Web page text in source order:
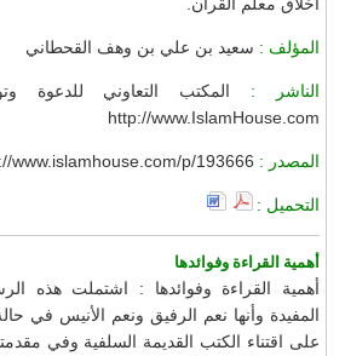
المؤلف : سعيد بن علي بن وهف القحطاني
الناشر : المكتب التعاوني للدعوة
http://www.IslamHouse.com
المصدر : www.islamhouse.com/p/193666
التحميل :
أهمية القراءة وفوائدها
أهمية القراءة وفوائدها : اشتملت هذه
المفيدة وأنها نعم الرفيق ونعم الأنيس في
على اقتناء الكتب القديمة السلفية وفي